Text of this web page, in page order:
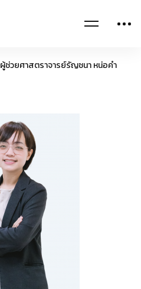
ผู้ช่วยศาสตราจารย์รัญชนา หน่อคำ